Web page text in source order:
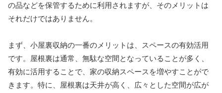
の品などを保管するために利用されますが、そのメリットは
それだけではありません。
まず、小屋裏収納の一番のメリットは、スペースの有効活用
です。屋根裏は通常、無駄な空間となっていることが多く、
有効に活用することで、家の収納スペースを増やすことがで
きます。特に、屋根裏は天井が高く、広々とした空間が広が